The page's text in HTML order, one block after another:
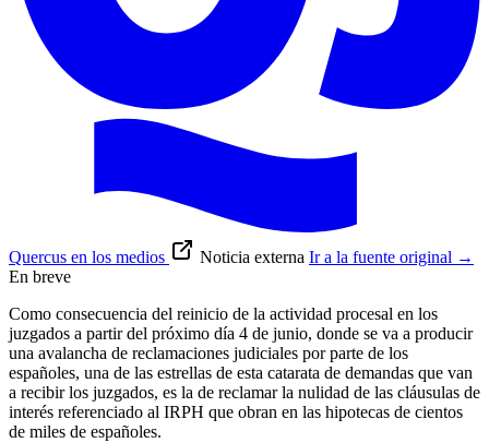
Quercus en los medios Noticia externa Ir a la fuente original →
En breve
Como consecuencia del reinicio de la actividad procesal en los
juzgados a partir del próximo día 4 de junio, donde se va a producir
una avalancha de reclamaciones judiciales por parte de los
españoles, una de las estrellas de esta catarata de demandas que van
a recibir los juzgados, es la de reclamar la nulidad de las cláusulas de
interés referenciado al IRPH que obran en las hipotecas de cientos
de miles de españoles.